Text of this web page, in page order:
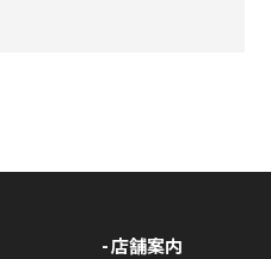
店舗案内